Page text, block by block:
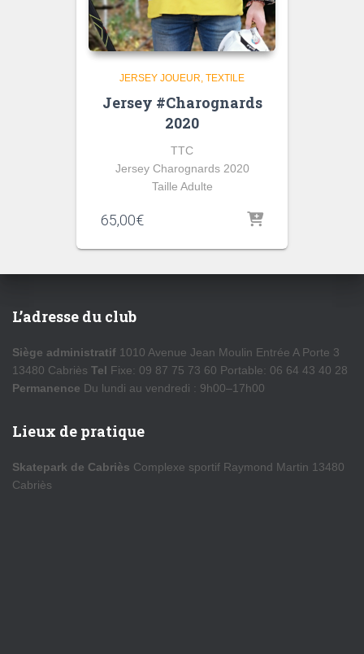
JERSEY JOUEUR TEXTILE
Jersey #Charognards
2020
TTC
Jersey Charognards 2020
Taille Adulte
65,00€
L’adresse du club
Siège administratif 1010 Avenue Jean Moulin Entrée A Porte 3
13480 Cabriès Tel Fixe: 09 87 75 73 60 Portable: 06 64 43 40 28
Permanence Du lundi au vendredi : 9h00–17h00
Lieux de pratique
Skatepark de Cabriès Complexe sportif Raymond Martin 13480
Cabriès